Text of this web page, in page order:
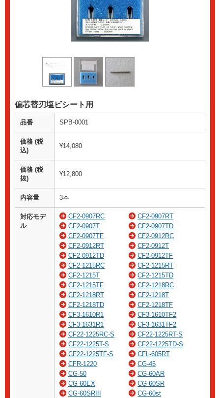
偏芯替刃塩ビシート用
品番 SPB-0001
価格 (税
込)
¥14,080
価格 (税
抜)
¥12,800
内容量 3本
対応モデ
ル
CF2-0907RC
CF2-0907RT
CF2-0907T
CF2-0907TD
CF2-0907TF
CF2-0912RC
CF2-0912RT
CF2-0912T
CF2-0912TD
CF2-0912TF
CF2-1215RC
CF2-1215RT
CF2-1215T
CF2-1215TD
CF2-1215TF
CF2-1218RC
CF2-1218RT
CF2-1218T
CF2-1218TD
CF2-1218TF
CF3-1610R1
CF3-1610TF2
CF3-1631R1
CF3-1631TF2
CF22-1225RC-S
CF22-1225RT-S
CF22-1225T-S
CF22-1225TD-S
CF22-1225TF-S
CFL-605RT
CFR-1220
CG-45
CG-50
CG-60AR
CG-60EX
CG-60SR
CG-60SRIII
CG-60st